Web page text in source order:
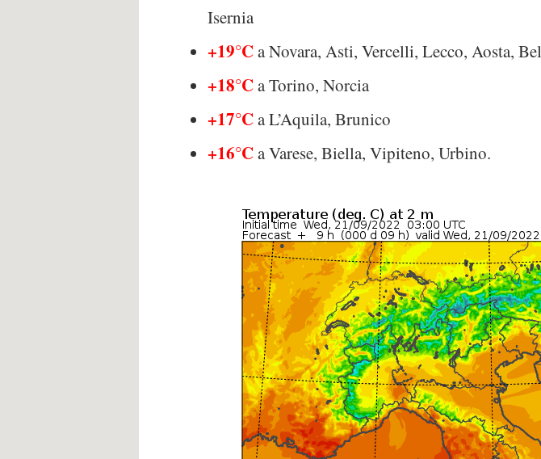
Isernia
+19°Ca Novara, Asti, Vercelli, Lecco, Aosta,
+18°Ca Torino, Norcia
+17°Ca L’Aquila, Brunico
+16°Ca Varese, Biella, Vipiteno, Urbino.